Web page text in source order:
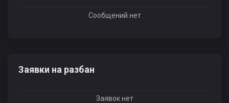
Сообщений нет
Заявки на разбан
Заявок нет